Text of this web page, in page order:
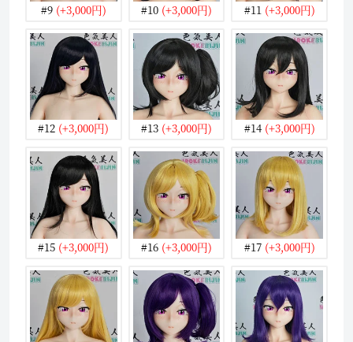
#9(+3,000円) #10(+3,000円) #11 (+3,000円)
#12 (+3,000円) #13(+3,000円) #14(+3,000円)
#15 (+3,000円) #16(+3,000円) #17(+3,000円)